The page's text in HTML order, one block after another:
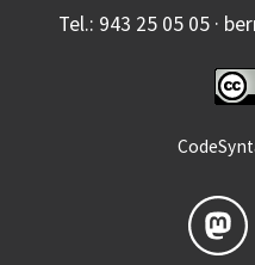
Tel.: 943 25 05 05 ·